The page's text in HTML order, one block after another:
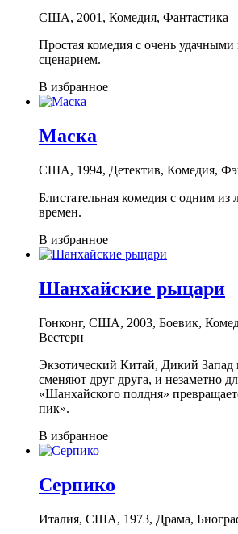
США, 2001, Комедия, Фантастика
Простая комедия с очень
сценарием.
В избранное
Маска
США, 1994, Детектив, Комедия,
Блистательная комедия с одним из
времен.
В избранное
Шанхайские рыцари
Гонконг, США, 2003, Боевик,
Вестерн
Экзотический Китай, Дикий Запад
сменяют друг друга, и незаметно
«Шанхайского полдня»
пик».
В избранное
Серпико
Италия, США, 1973, Драма,